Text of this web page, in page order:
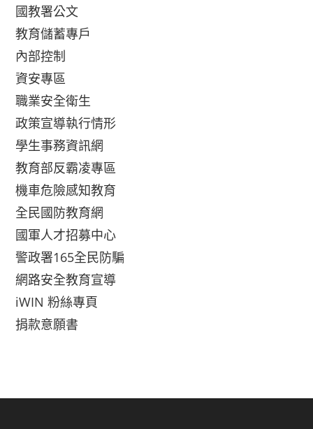
國教署公文
教育儲蓄專戶
內部控制
資安專區
職業安全衛生
政策宣導執行情形
學生事務資訊網
教育部反霸凌專區
機車危險感知教育
全民國防教育網
國軍人才招募中心
警政署165全民防騙
網路安全教育宣導
iWIN 粉絲專頁
捐款意願書